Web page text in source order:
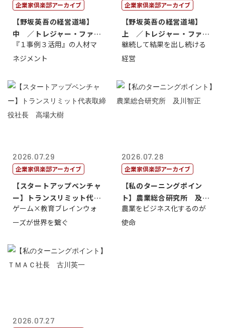
企業家倶楽部アーカイブ
【野坂英吾の経営道場】
中 ／トレジャー・ファク
トリー社長野坂...
『１事例３活用』の人材マ
ネジメント
企業家倶楽部アーカイブ
【野坂英吾の経営道場】
上 ／トレジャー・ファク
トリー社長野坂...
継続して結果を出し続ける
経営
2026.07.29
企業家倶楽部アーカイブ
【スタートアップベンチャ
ー】トランスリミット代表
取締役社長 ...
ゲーム×教育ブレインウォ
ーズが世界を繋ぐ
2026.07.28
企業家倶楽部アーカイブ
【私のターニングポイン
ト】農業総合研究所 及川
智正
農業をビジネス化するのが
使命
2026.07.27